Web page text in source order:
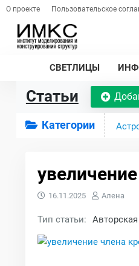
О проекте Пользовательское
СВЕТЛИЦЫ
Статьи
Категории
16.11.2025 Алена
Тип статьи: Авторская